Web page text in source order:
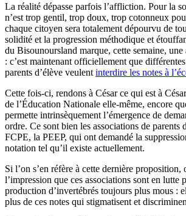
La réalité dépasse parfois l’affliction. Pour la
n’est trop gentil, trop doux, trop cotonneux
chaque citoyen sera totalement dépourvu de
solidité et la progression méthodique et
du Bisounoursland marque, cette semaine,
: c’est maintenant officiellement que
parents d’élève veulent interdire les notes à
Cette fois-ci, rendons à César ce qui est à
de l’Éducation Nationale elle-même, encore
permette intrinsèquement l’émergence de
ordre. Ce sont bien les associations de parents
FCPE, la PEEP, qui ont demandé la
notation tel qu’il existe actuellement.
Si l’on s’en réfère à cette dernière proposition,
l’impression que ces associations sont en lutte
production d’invertébrés toujours plus mous :
plus de ces notes qui stigmatisent et